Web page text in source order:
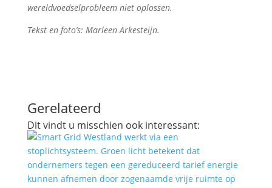
wereldvoedselprobleem niet oplossen.
Tekst en foto’s: Marleen Arkesteijn.
Gerelateerd
Dit vindt u misschien ook interessant: